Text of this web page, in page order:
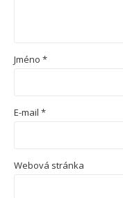
Jméno *
E-mail *
Webová stránka